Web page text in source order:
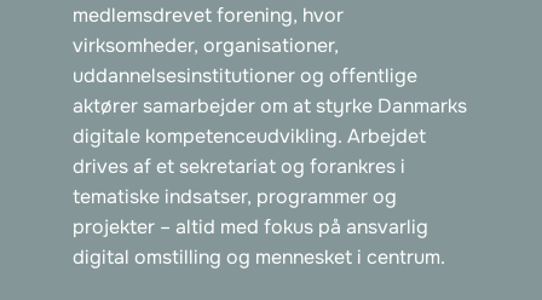
medlemsdrevet forening, hvor
virksomheder, organisationer,
uddannelsesinstitutioner og offentlige
aktører samarbejder om at styrke Danmarks
digitale kompetenceudvikling. Arbejdet
drives af et sekretariat og forankres i
tematiske indsatser, programmer og
projekter – altid med fokus på ansvarlig
digital omstilling og mennesket i centrum.